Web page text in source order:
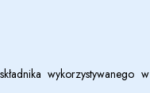
wykorzystywanego w